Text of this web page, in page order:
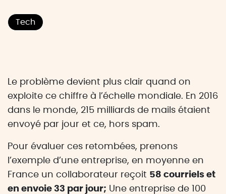
Tech
Le problème devient plus clair quand on
exploite ce chiffre à l’échelle mondiale. En 2016
dans le monde, 215 milliards de mails étaient
envoyé par jour et ce, hors spam.
Pour évaluer ces retombées, prenons
l’exemple d’une entreprise, en moyenne en
France un collaborateur reçoit 58 courriels et
en envoie 33 par jour; Une entreprise de 100